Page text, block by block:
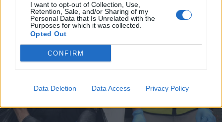
I want to opt-out of Collection, Use,
Retention, Sale, and/or Sharing of my
Personal Data that Is Unrelated with the
Purposes for which it was collected.
Opted Out
CONFIRM
Data Deletion Data Access Privacy Policy